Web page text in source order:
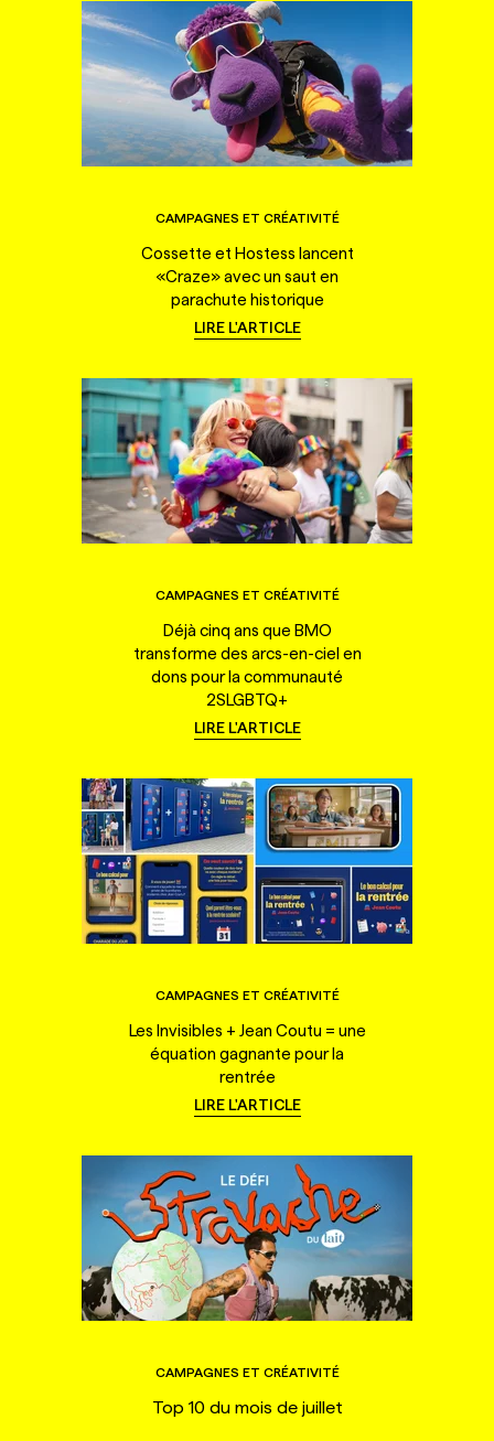
CAMPAGNES ET CRÉATIVITÉ
Cossette et Hostess lancent
«Craze» avec un saut en
parachute historique
LIRE L'ARTICLE
CAMPAGNES ET CRÉATIVITÉ
Déjà cinq ans que BMO
transforme des arcs-en-ciel en
dons pour la communauté
2SLGBTQ+
LIRE L'ARTICLE
CAMPAGNES ET CRÉATIVITÉ
Les Invisibles + Jean Coutu = une
équation gagnante pour la
rentrée
LIRE L'ARTICLE
CAMPAGNES ET CRÉATIVITÉ
Top 10 du mois de juillet